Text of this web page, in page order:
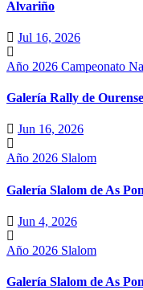
Alvariño
Jul 16, 2026
Año 2026 Campeonato
Galería Rally de
Jun 16, 2026
Año 2026 Slalom
Galería Slalom de As
Jun 4, 2026
Año 2026 Slalom
Galería Slalom de As